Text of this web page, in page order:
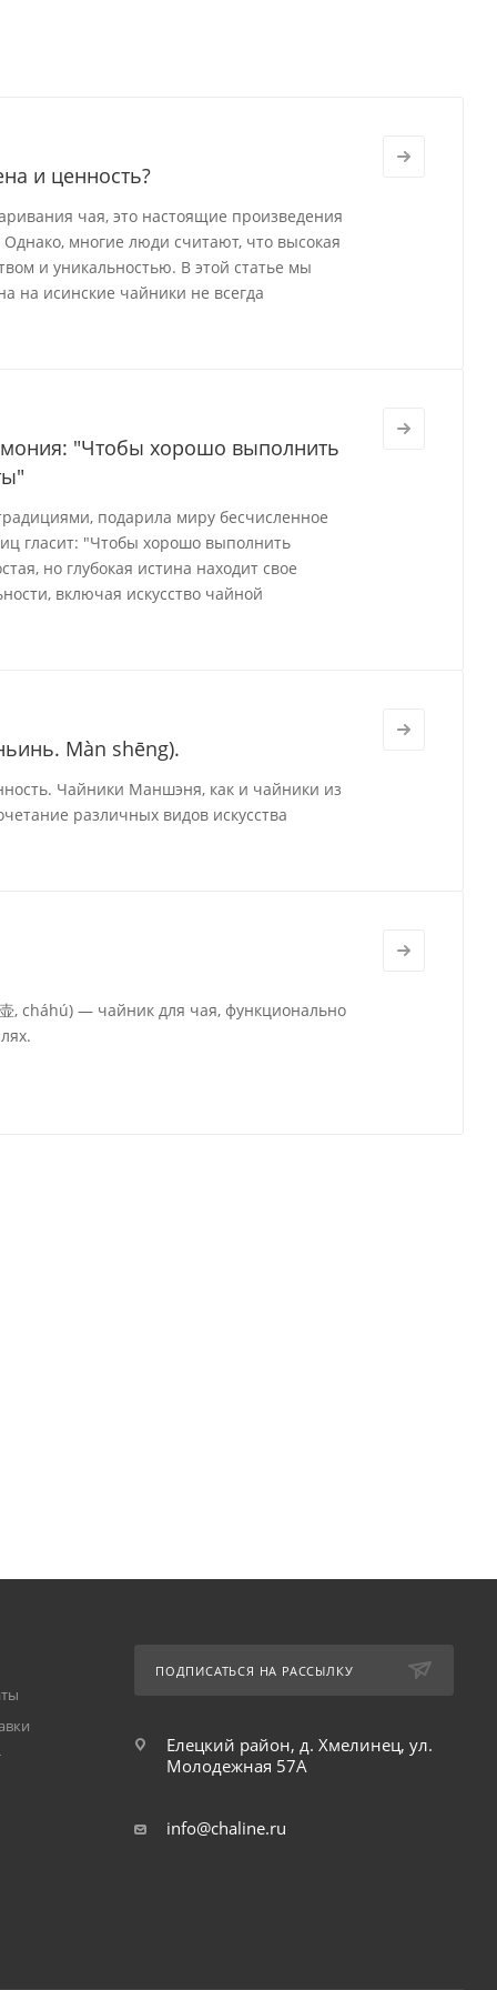
и ценность?
чая, это настоящие произведения
многие люди считают, что высокая
и уникальностью. В этой статье мы
на исинские чайники не всегда
"Чтобы хорошо выполнить
подарила миру бесчисленное
гласит: "Чтобы хорошо выполнить
но глубокая истина находит свое
включая искусство чайной
Màn shēng).
Чайники Маншэня, как и чайники из
различных видов искусства
, cháhú) — чайник для чая, функционально
ПОДПИСАТЬСЯ НА РАССЫЛКУ
Елецкий район, д. Хмелинец, ул.
Молодежная 57А
info@chaline.ru